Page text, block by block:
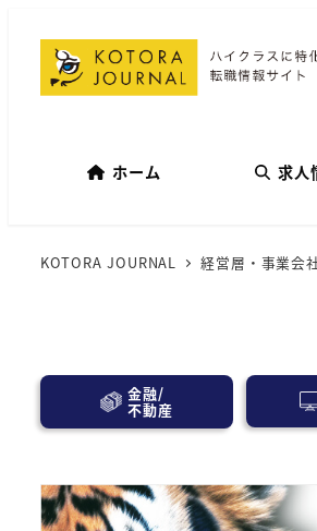
ホーム 求人
KOTORA JOURNAL 経営層・事業会
金融/
不動産